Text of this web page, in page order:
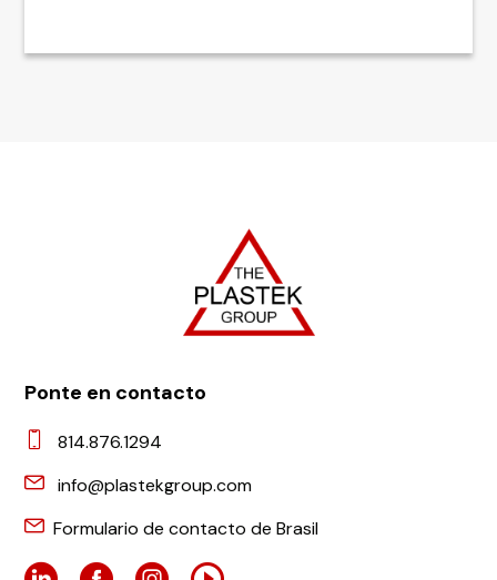
Ponte en contacto
814.876.1294
info@plastekgroup.com
Formulario de contacto de Brasil